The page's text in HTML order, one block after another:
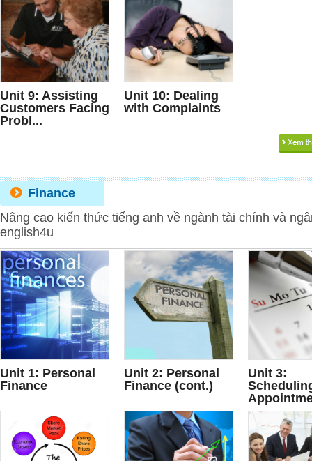
Unit 9: Assisting
Customers Facing
Probl...
Unit 10: Dealing
with Complaints
Finance
Nâng cao kiến thức tiếng anh về ngành tài chính và
english4u
Unit 1: Personal
Finance
Unit 2: Personal
Finance (cont.)
Unit 3: